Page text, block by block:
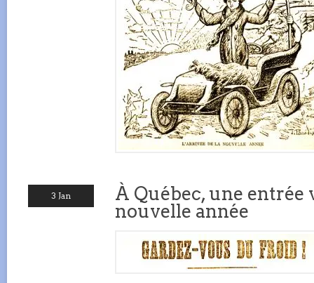
3 Jan
À Québec, une entrée
nouvelle année